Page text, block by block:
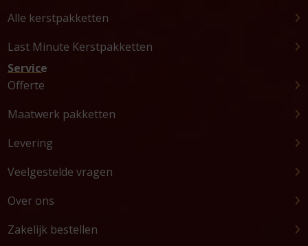
Alle kerstpakketten
Last Minute Kerstpakketten
Service
Offerte
Maatwerk pakketten
Levering
Veelgestelde vragen
Over ons
Zakelijk bestellen